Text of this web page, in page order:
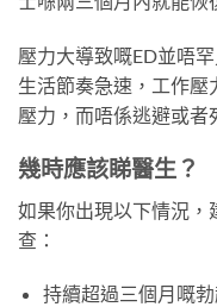
壓力大導致嘅ED並唔
生活節奏急速，工作
壓力，而唔係逃避或者
幾時應該睇醫生？
如果你出現以下情況，
查：
持續超過三個月嘅